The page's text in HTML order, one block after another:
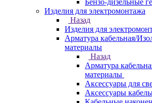
Бензо-дизельные
Изделия для электромонтажа
Назад
Изделия для
Арматура кабельная/
материалы
Назад
Арматура
материалы
Аксессуары для
Аксессуары